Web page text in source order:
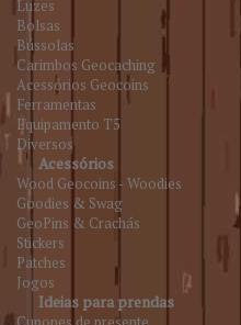
Luzes
Bolsas
Bússolas
Carimbos Geocaching
Acessórios Geocoins
Ferramentas
Equipamento T5
Diversos
Acessórios
Wood Geocoins - Woodies
Goodies & Swag
GeoPins & Crachás
Stickers
Patches
Jogos
Ideias para prendas